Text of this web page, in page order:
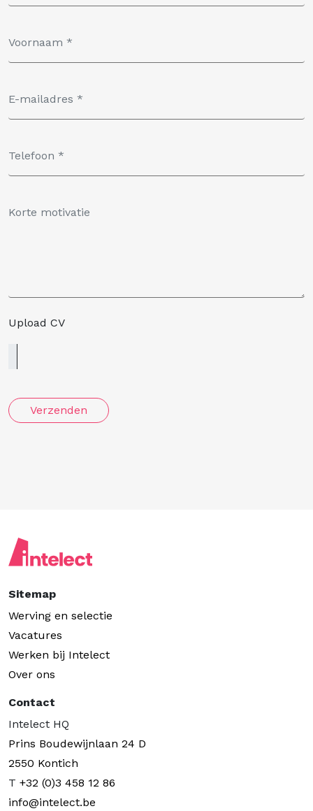
Upload CV
Verzenden
Sitemap
Werving en selectie
Vacatures
Werken bij Intelect
Over ons
Contact
Intelect HQ
Prins Boudewijnlaan 24 D
2550 Kontich
T +32 (0)3 458 12 86
info@intelect.be